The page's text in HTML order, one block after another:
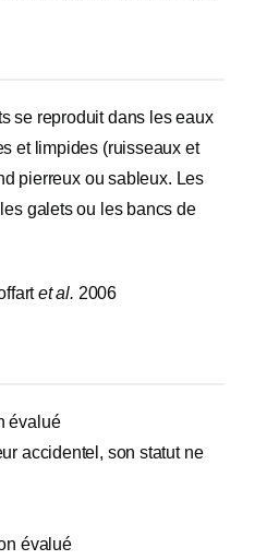
se reproduit dans les eaux
et limpides (ruisseaux et
pierreux ou sableux. Les
galets ou les bancs de
et al. 2006
évalué
accidentel, son statut ne
évalué